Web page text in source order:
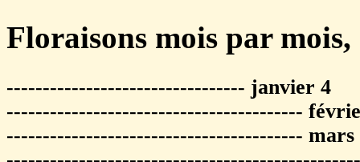
Floraisons mois par mois,
--------------------------------- janvier 4
-----------------------------------------
----------------------------------------- mars